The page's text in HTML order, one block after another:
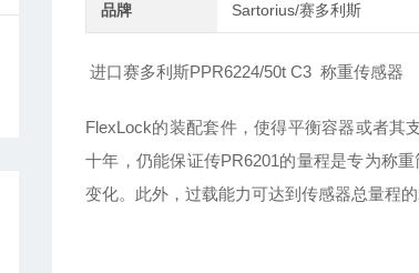
品牌 Sartorius/赛多利斯
进口赛多利斯PPR6224/50t C3 称重传感器
FlexLock的装配套件，使得平衡容器或者其
十年，仍能保证传PR6201的量程是专为称
变化。此外，过载能力可达到传感器总量程